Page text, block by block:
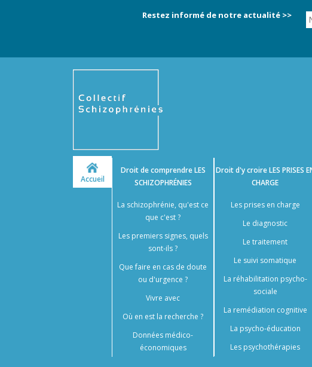
Restez informé de notre actualité >>
Accueil
Droit de comprendreLES
SCHIZOPHRÉNIES
La schizophrénie, qu'est ce
que c'est ?
Les premiers signes, quels
sont-ils ?
Que faire en cas de doute
ou d'urgence ?
Vivre avec
Où en est la recherche ?
Données médico-
économiques
Droit d'y croireLES PRISES
CHARGE
Les prises en charge
Le diagnostic
Le traitement
Le suivi somatique
La réhabilitation psycho-
sociale
La remédiation cognitive
La psycho-éducation
Les psychothérapies